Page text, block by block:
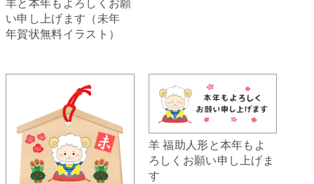
い申し上げます（未年
年賀状無料イラスト）
羊 福助人形と本年もよ
ろしくお願い申し上げま
す